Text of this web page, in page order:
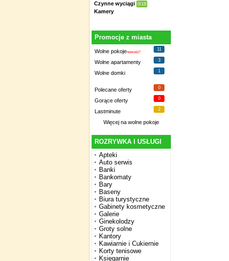
Czynne wyciągi 0/18
Kamery
Promocje z miasta
Wolne pokojenowość!
11
Wolne apartamenty 3
Wolne domki 1
Polecane oferty 0
Gorące oferty 0
Lastminute 2
Więcej na wolne pokoje
ROZRYWKA I USŁUGI
Apteki
Auto serwis
Banki
Bankomaty
Bary
Baseny
Biura turystyczne
Gabinety kosmetyczne
Galerie
Ginekolodzy
Groty solne
Kantory
Kawiarnie i Cukiernie
Korty tenisowe
Księgarnie